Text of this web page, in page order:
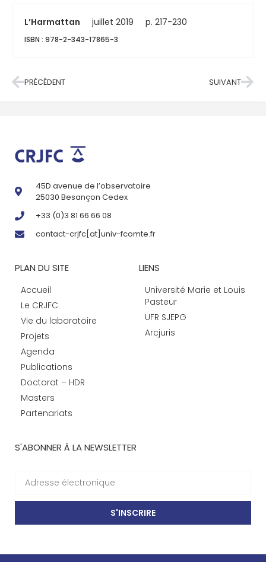
L’Harmattan juillet 2019 p. 217-230
ISBN : 978-2-343-17865-3
PRÉCÉDENT SUIVANT
45D avenue de l’observatoire
25030 Besançon Cedex
+33 (0)3 81 66 66 08
contact-crjfc[at]univ-fcomte.fr
PLAN DU SITE
Accueil
Le CRJFC
Vie du laboratoire
Projets
Agenda
Publications
Doctorat – HDR
Masters
Partenariats
LIENS
Université Marie et Louis
Pasteur
UFR SJEPG
Arcjuris
S'ABONNER À LA NEWSLETTER
S'INSCRIRE